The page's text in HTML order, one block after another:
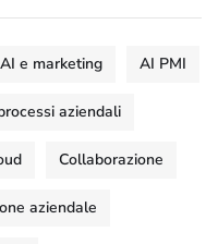
AI e marketing AI PMI
aziendali
Collaborazione
aziendale